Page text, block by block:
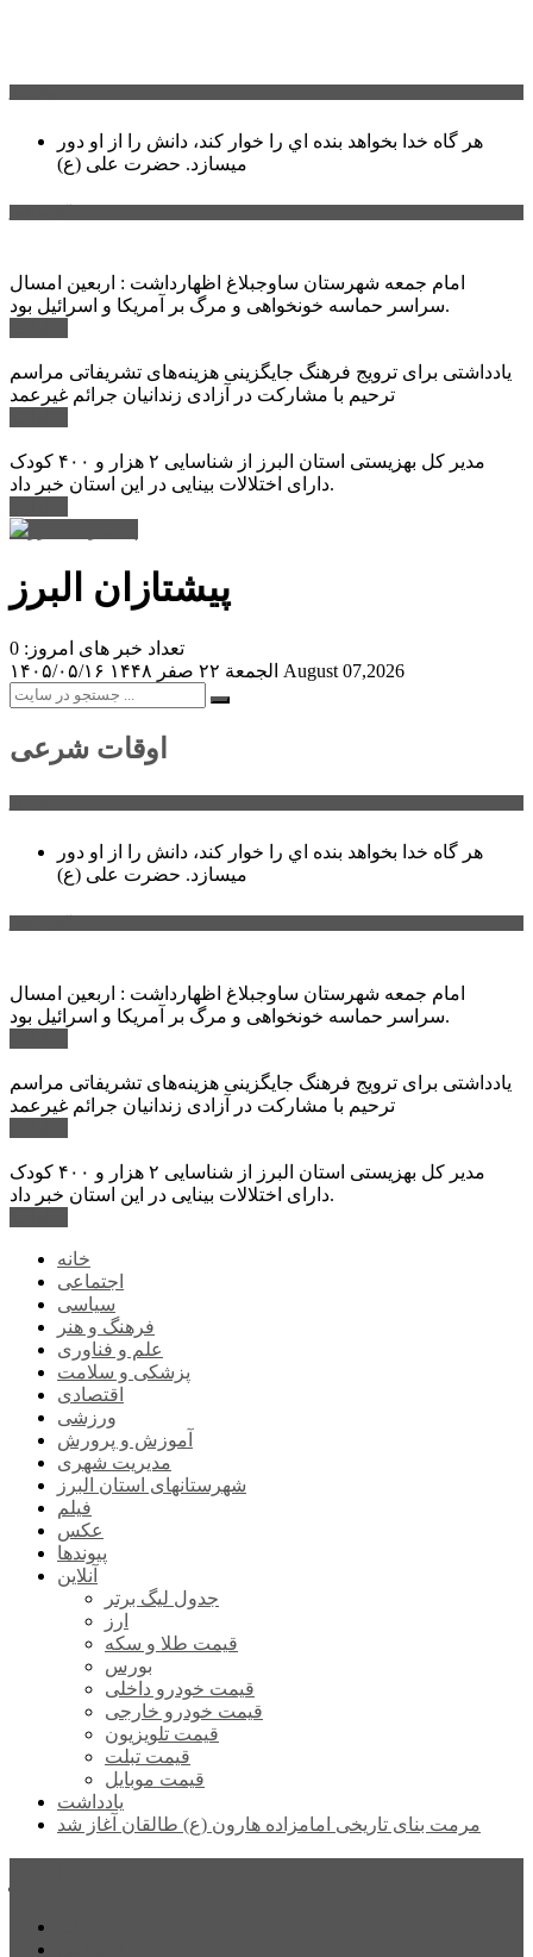
هر گاه خدا بخواهد بنده اي را خوار كند، دانش را از او دور
میسازد. حضرت علی (ع)
امام جمعه شهرستان ساوجبلاغ اظهارداشت : اربعین امسال
سراسر حماسه خونخواهی و مرگ بر آمریکا و اسرائیل بود.
یادداشتی برای ترویج فرهنگ جایگزینی هزینه‌های تشریفاتی مراسم
ترحیم با مشارکت در آزادی زندانیان جرائم غیرعمد
مدیر کل بهزیستی استان البرز از شناسایی ۲ هزار و ۴۰۰ کودک
دارای اختلالات بینایی در این استان خبر داد.
پیشتازان البرز
تعداد خبر های امروز: 0
۱۴۰۵/۰۵/۱۶
الجمعة ۲۲ صفر ۱۴۴۸ August 07,2026
اوقات شرعی
هر گاه خدا بخواهد بنده اي را خوار كند، دانش را از او دور
میسازد. حضرت علی (ع)
امام جمعه شهرستان ساوجبلاغ اظهارداشت : اربعین امسال
سراسر حماسه خونخواهی و مرگ بر آمریکا و اسرائیل بود.
یادداشتی برای ترویج فرهنگ جایگزینی هزینه‌های تشریفاتی مراسم
ترحیم با مشارکت در آزادی زندانیان جرائم غیرعمد
مدیر کل بهزیستی استان البرز از شناسایی ۲ هزار و ۴۰۰ کودک
دارای اختلالات بینایی در این استان خبر داد.
خانه
اجتماعی
سیاسی
فرهنگ و هنر
علم و فناوری
پزشکی و سلامت
اقتصادی
ورزشی
آموزش و پرورش
مدیریت شهری
شهرستانهای استان البرز
فیلم
عکس
پیوندها
آنلاین
جدول لیگ برتر
ارز
قیمت طلا و سکه
بورس
قیمت خودرو داخلی
قیمت خودرو خارجی
قیمت تلویزیون
قیمت تبلت
قیمت موبایل
یادداشت
مرمت بنای تاریخی امامزاده هارون (ع) طالقان آغاز شد